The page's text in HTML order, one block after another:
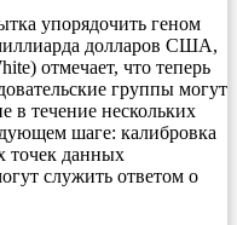
упорядочить геном
долларов США,
отмечает, что теперь
группы могут
в течение нескольких
шаге: калибровка
точек данных
служить ответом о